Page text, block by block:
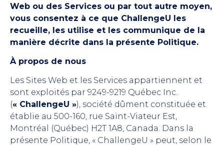
Web ou des Services ou par tout autre moyen,
vous consentez à ce que ChallengeU les
recueille, les utilise et les communique de la
manière décrite dans la présente Politique.
À propos de nous
Les Sites Web et les Services appartiennent et
sont exploités par 9249-9219 Québec Inc.
(« ChallengeU »), société dûment constituée et
établie au 500-160, rue Saint-Viateur Est,
Montréal (Québec) H2T 1A8, Canada. Dans la
présente Politique, « ChallengeU » peut, selon le